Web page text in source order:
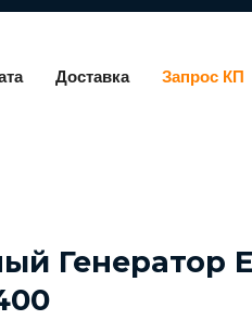
Доставка Запрос КП
Генератор